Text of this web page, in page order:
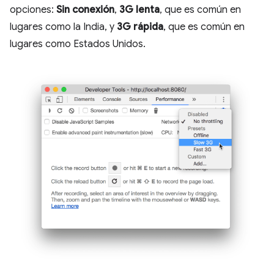
opciones: Sin conexión, 3G lenta, que es común en
lugares como la India, y 3G rápida, que es común en
lugares como Estados Unidos.